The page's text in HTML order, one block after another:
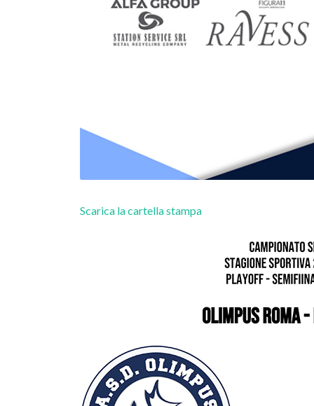
Scarica la cartella stampa
Olimpus Roma -
Sporting Hornets